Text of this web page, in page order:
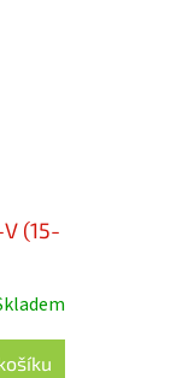
(15-